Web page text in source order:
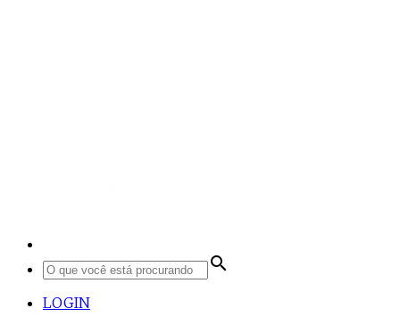
search
LOGIN